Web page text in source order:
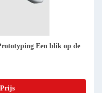
Plastic Cnc Machining